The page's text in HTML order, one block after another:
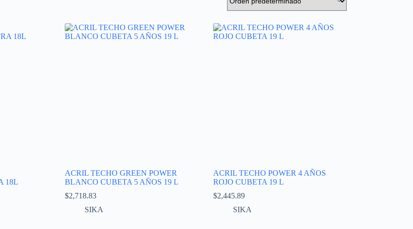
18L
ACRIL TECHO GREEN POWER
BLANCO CUBETA 5 AÑOS 19 L
$2,718.83
SIKA
ACRIL TECHO POWER 4 AÑOS
ROJO CUBETA 19 L
$2,445.89
SIKA